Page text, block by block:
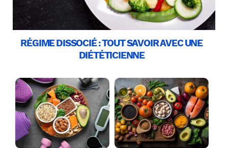
RÉGIME DISSOCIÉ : TOUT SAVOIR AVEC UNE
DIÉTÉTICIENNE